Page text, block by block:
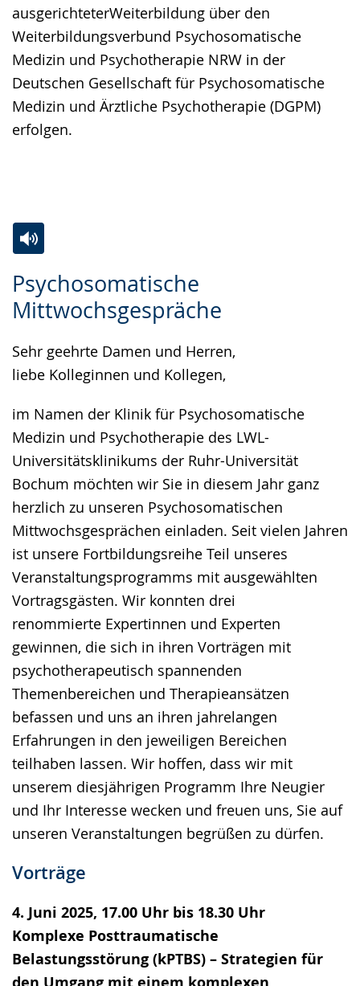
ausgerichteterWeiterbildung über den
Weiterbildungsverbund Psychosomatische
Medizin und Psychotherapie NRW in der
Deutschen Gesellschaft für Psychosomatische
Medizin und Ärztliche Psychotherapie (DGPM)
erfolgen.
Psychosomatische
Mittwochsgespräche
Sehr geehrte Damen und Herren,
liebe Kolleginnen und Kollegen,
im Namen der Klinik für Psychosomatische
Medizin und Psychotherapie des LWL-
Universitätsklinikums der Ruhr-Universität
Bochum möchten wir Sie in diesem Jahr ganz
herzlich zu unseren Psychosomatischen
Mittwochsgesprächen einladen. Seit vielen Jahren
ist unsere Fortbildungsreihe Teil unseres
Veranstaltungsprogramms mit ausgewählten
Vortragsgästen. Wir konnten drei
renommierte Expertinnen und Experten
gewinnen, die sich in ihren Vorträgen mit
psychotherapeutisch spannenden
Themenbereichen und Therapieansätzen
befassen und uns an ihren jahrelangen
Erfahrungen in den jeweiligen Bereichen
teilhaben lassen. Wir hoffen, dass wir mit
unserem diesjährigen Programm Ihre Neugier
und Ihr Interesse wecken und freuen uns, Sie auf
unseren Veranstaltungen begrüßen zu dürfen.
Vorträge
4. Juni 2025, 17.00 Uhr bis 18.30 Uhr
Komplexe Posttraumatische
Belastungsstörung (kPTBS) – Strategien für
Leichten
Sprache
Audio-
Unterstützung.
Video
in
Gebärdensprache
wird
angezeigt.